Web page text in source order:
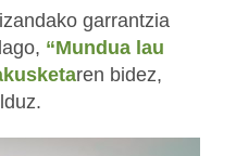
garrantzia
“Mundua lau
ren bidez,